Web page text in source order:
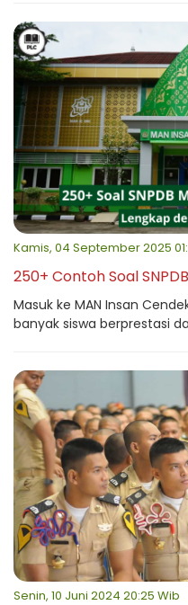
Kamis, 04 September 2025
250+ Contoh Soal
Masuk ke MAN Insan
banyak siswa berprestasi
Senin, 10 Juni 2024 20:25 Wib